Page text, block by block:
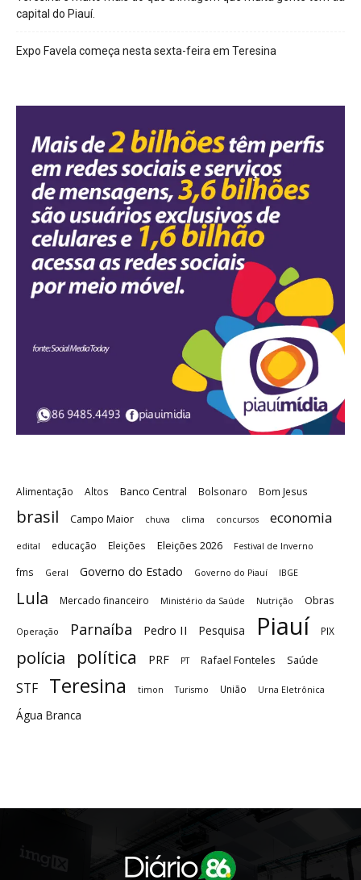
capital do Piauí.
Expo Favela começa nesta sexta-feira em Teresina
Alimentação Altos Banco Central Bolsonaro Bom Jesus
brasil Campo Maior chuva clima concursos economia
edital educação Eleições Eleições 2026 Festival de Inverno
fms Geral Governo do Estado Governo do Piauí IBGE
Lula Mercado financeiro Ministério da Saúde Nutrição Obras
Operação Parnaíba Pedro II Pesquisa Piauí PIX
polícia política PRF PT Rafael Fonteles Saúde
STF Teresina timon Turismo União Urna Eletrônica
Água Branca